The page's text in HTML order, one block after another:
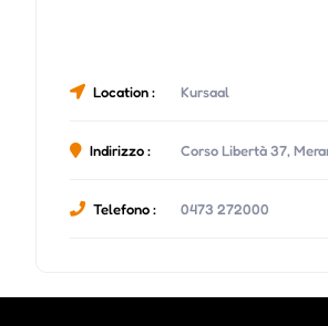
Location : Kursaal
Indirizzo : Corso Libertà 37,
Telefono : 0473 272000